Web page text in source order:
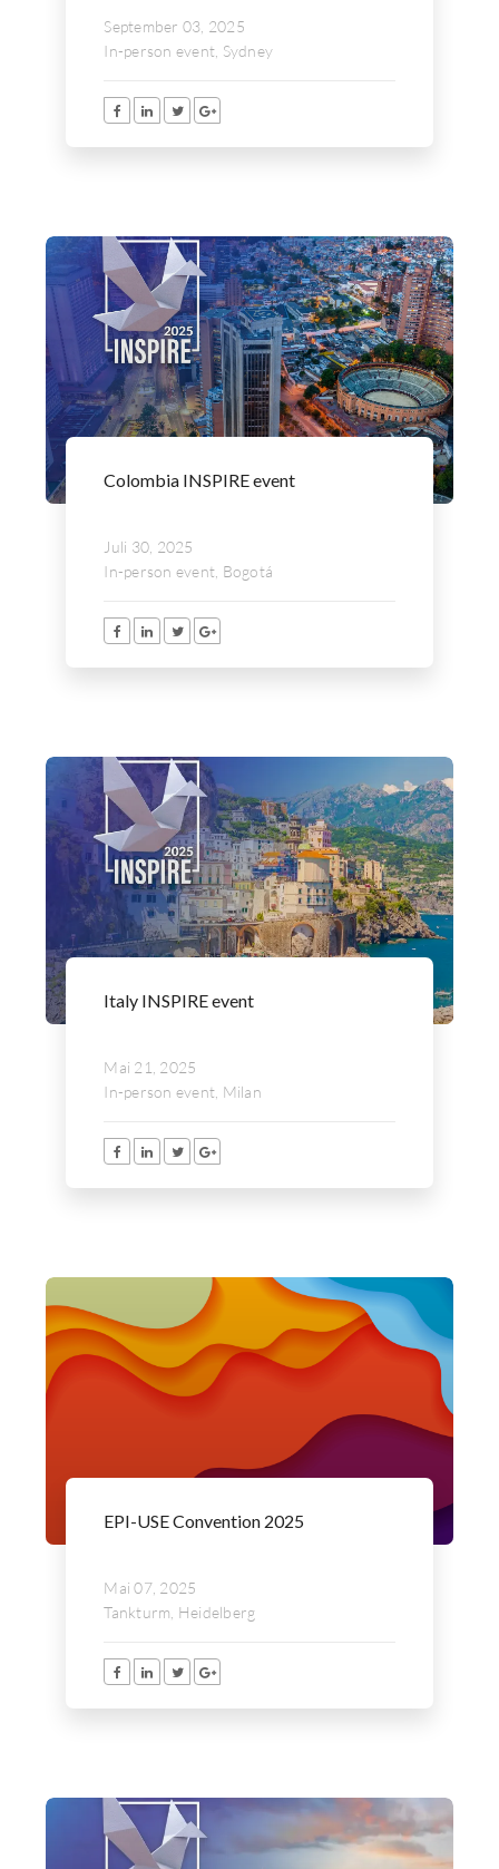
September 03, 2025
In-person event, Sydney
Colombia INSPIRE event
Juli 30, 2025
In-person event, Bogotá
Italy INSPIRE event
Mai 21, 2025
In-person event, Milan
EPI-USE Convention 2025
Mai 07, 2025
Tankturm, Heidelberg